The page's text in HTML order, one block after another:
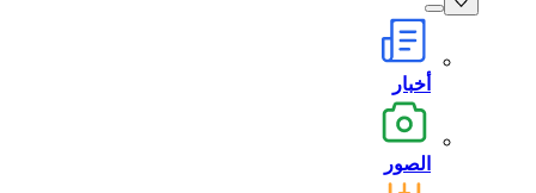
أخبار
الصور